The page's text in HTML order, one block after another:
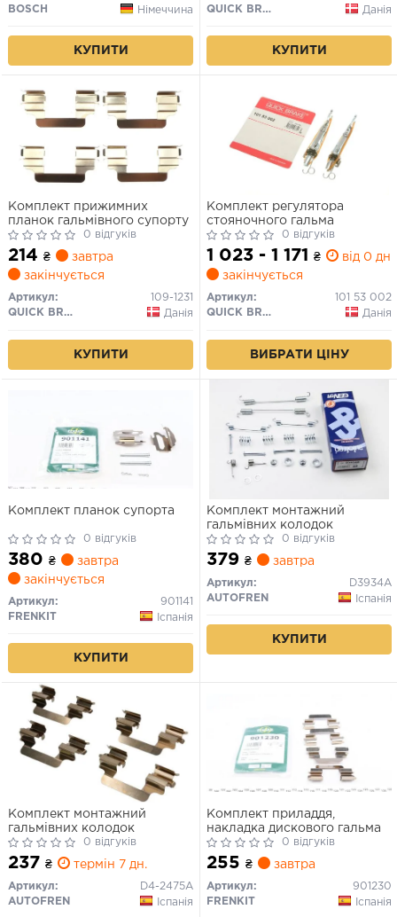
12.06
BOSCH
Німеччина
КУПИТИ
QUICK BRAKE
Данія
КУПИТИ
Комплект прижимних
планок гальмівного супорту
0 відгуків
214 ₴
завтра
закінчується
Артикул:
109-1231
QUICK BRAKE
Данія
КУПИТИ
Комплект регулятора
стояночного гальма
0 відгуків
1 023 - 1 171 ₴
від 0 дн.
закінчується
Артикул:
101 53 002
QUICK BRAKE
Данія
ВИБРАТИ ЦІНУ
Комплект планок супорта
0 відгуків
380 ₴
завтра
закінчується
Артикул:
901141
FRENKIT
Іспанія
КУПИТИ
Комплект монтажний
гальмівних колодок
0 відгуків
379 ₴ завтра
Артикул:
D3934A
AUTOFREN
Іспанія
КУПИТИ
Комплект монтажний
гальмівних колодок
0 відгуків
237 ₴ термін 7 дн.
Артикул:
D4-2475A
AUTOFREN
Іспанія
Комплект приладдя,
накладка дискового гальма
0 відгуків
255 ₴ завтра
Артикул:
901230
FRENKIT
Іспанія